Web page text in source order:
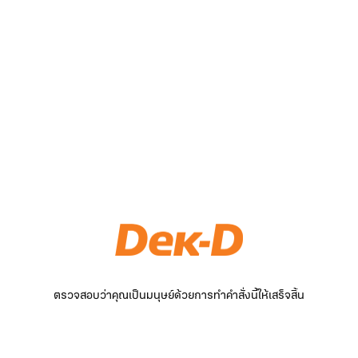
ตรวจสอบว่าคุณเป็นมนุษย์ด้วยการทำคำสั่งนี้ให้เสร็จสิ้น